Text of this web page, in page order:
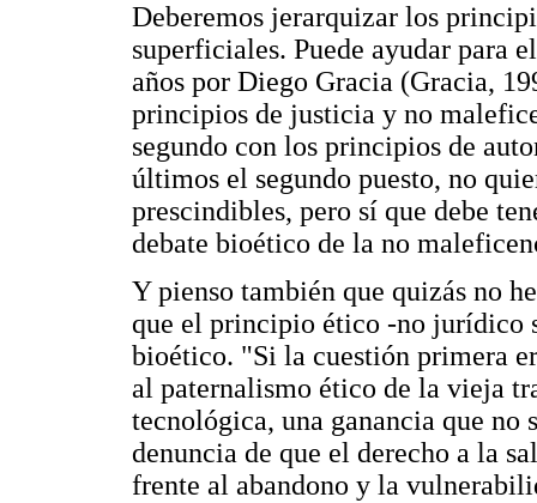
Deberemos jerarquizar los
superficiales. Puede ayudar para
años por Diego Gracia (Gracia,
principios de justicia y no
segundo con los principios de
últimos el segundo puesto, no
prescindibles, pero sí que debe
debate bioético de la no
Y pienso también que quizás no
que el principio ético -no jurídico
bioético. "Si la cuestión primera
al paternalismo ético de la vieja
tecnológica, una ganancia que no
denuncia de que el derecho a la
frente al abandono y la